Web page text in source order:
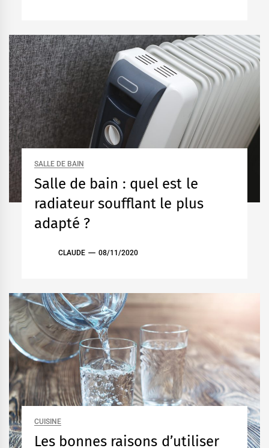
SALLE DE BAIN
Salle de bain : quel est le
radiateur soufflant le plus
adapté ?
CLAUDE 08/11/2020
CUISINE
Les bonnes raisons d’utiliser